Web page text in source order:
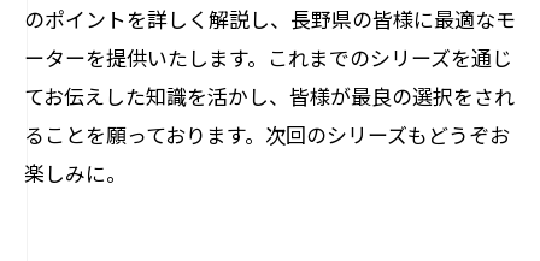
のポイントを詳しく解説し、長野県の皆様に最適なモ
ーターを提供いたします。これまでのシリーズを通じ
てお伝えした知識を活かし、皆様が最良の選択をされ
ることを願っております。次回のシリーズもどうぞお
楽しみに。